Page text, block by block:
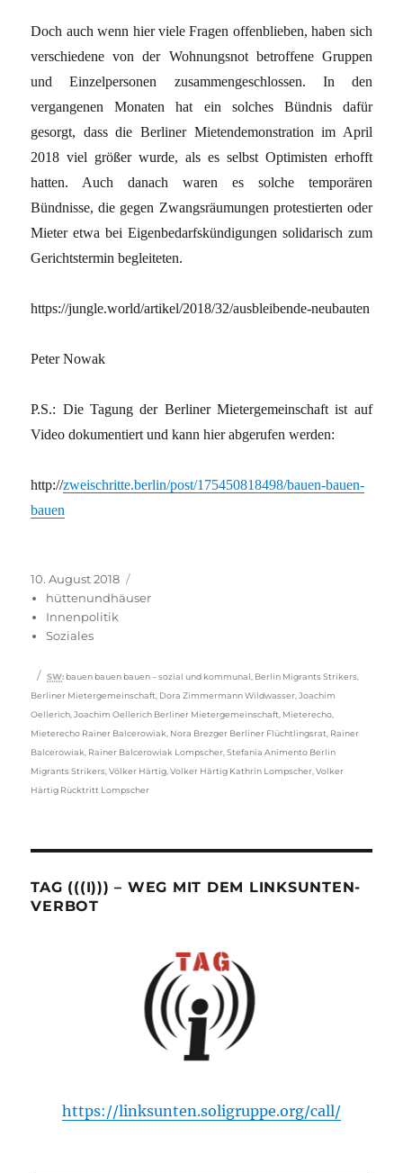
Doch auch wenn hier viele Fragen offenblieben, haben sich
verschiedene von der Wohnungsnot betroffene Gruppen
und Einzelpersonen zusammengeschlossen. In den
vergangenen Monaten hat ein solches Bündnis dafür
gesorgt, dass die Berliner Mietendemonstration im April
2018 viel größer wurde, als es selbst Optimisten erhofft
hatten. Auch danach waren es solche temporären
Bündnisse, die ­gegen Zwangsräumungen protestierten oder
Mieter etwa bei Eigenbedarfs­kündigungen solidarisch zum
Gerichtstermin begleiteten.
https://jungle.world/artikel/2018/32/ausbleibende-neubauten
Peter Nowak
P.S.: Die Tagung der Berliner Mietergemeinschaft ist auf
Video dokumentiert und kann hier abgerufen werden:
http://zweischritte.berlin/post/175450818498/bauen-bauen-
bauen
Veröffentlicht
am
10. August 2018
hüttenundhäuser
Innenpolitik
Soziales
Schlagwörter
SW: bauen bauen bauen – sozial und kommunal Berlin Migrants Strikers
Berliner Mietergemeinschaft Dora Zimmermann Wildwasser ,Joachim
Oellerich ,Joachim Oellerich Berliner Mietergemeinschaft Mieterecho
Mieterecho Rainer Balcerowiak Nora Brezger Berliner Flüchtlingsrat Rainer
Balcerowiak Rainer Balcerowiak Lompscher ,Stefania Animento Berlin
Migrants Strikers ,Völker Härtig ,Volker Härtig Kathrin Lompscher ,Volker
Härtig Rücktritt Lompscher
TAG (((I))) – WEG MIT DEM LINKSUNTEN-
VERBOT
https://linksunten.soligruppe.org/call/